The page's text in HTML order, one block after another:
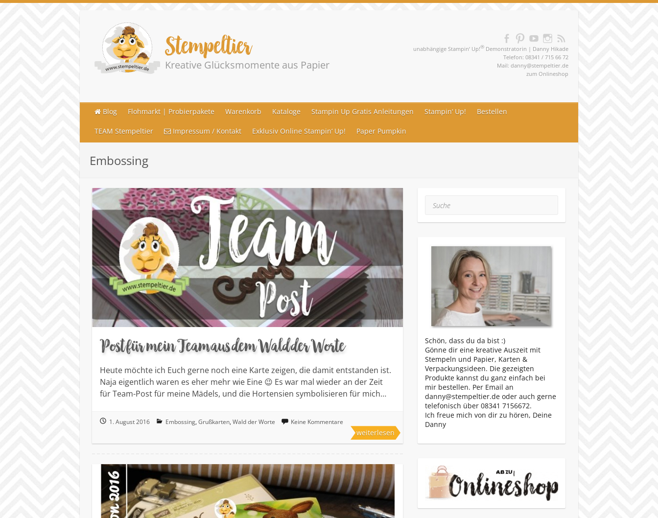
unabhängige Stampin‘ Up!® Demonstratorin | Danny Hikade
Telefon: 08341 / 715 66 72
Mail: danny@stempeltier.de
zum Onlineshop
Stempeltier
Kreative Glücksmomente aus Papier
Blog Flohmarkt | Probierpakete Warenkorb Kataloge Stampin Up Gratis Anleitungen Stampin‘ Up! Bestellen
TEAM Stempeltier Impressum / Kontakt Exklusiv Online Stampin‘ Up! Paper Pumpkin
Embossing
Post für mein Team aus dem Wald der Worte
Heute möchte ich Euch gerne noch eine Karte zeigen, die damit entstanden ist.
Naja eigentlich waren es eher mehr wie Eine 😉 Es war mal wieder an der Zeit
für Team-Post für meine Mädels, und die Hortensien symbolisieren für mich…
1. August 2016 Embossing, Grußkarten, Wald der Worte Keine Kommentare
weiterlesen
Schön, dass du da bist :)
Gönne dir eine kreative Auszeit mit
Stempeln und Papier, Karten &
Verpackungsideen. Die gezeigten
Produkte kannst du ganz einfach bei
mir bestellen. Per Email an
danny@stempeltier.de oder auch gerne
telefonisch über 08341 7156672.
Ich freue mich von dir zu hören, Deine
Danny